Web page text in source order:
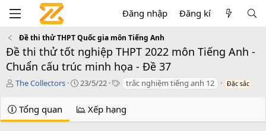
Đăng nhập Đăng kí
Đề thi thử THPT Quốc gia môn Tiếng Anh
Đề thi thử tốt nghiệp THPT 2022 môn Tiếng Anh -
Chuẩn cấu trúc minh họa - Đề 37
T
g
i
The Collectors
C
a
t
23/5/22
T
s
trắc nghiệm tiếng anh 12 Đặc sắc
Tổng quan Xếp hạng